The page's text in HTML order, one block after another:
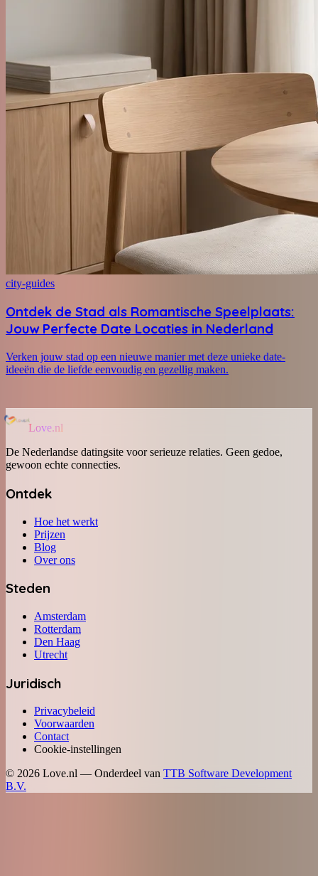
city-guides
Ontdek de Stad als Romantische Speelplaats:
Jouw Perfecte Date Locaties in Nederland
Verken jouw stad op een nieuwe manier met deze unieke date-
ideeën die de liefde eenvoudig en gezellig maken.
Love.nl
De Nederlandse datingsite voor serieuze relaties. Geen gedoe,
gewoon echte connecties.
Ontdek
Hoe het werkt
Prijzen
Blog
Over ons
Steden
Amsterdam
Rotterdam
Den Haag
Utrecht
Juridisch
Privacybeleid
Voorwaarden
Contact
Cookie-instellingen
© 2026 Love.nl — Onderdeel van TTB Software Development
B.V.